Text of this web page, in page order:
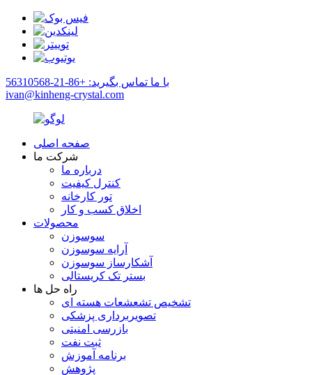
با ما تماس بگیرید: +86-21-56310568
ivan@kinheng-crystal.com
صفحه اصلی
شرکت ما
درباره ما
کنترل کیفیت
تور کارخانه
اخلاق کسب و کار
محصولات
سوسوزن
آرایه سوسوزن
آشکارساز سوسوزن
بستر تک کریستالی
راه حل ها
تشخیص تشعشعات هسته ای
تصویربرداری پزشکی
بازرسی امنیتی
ثبت نفت
برنامه آموزش
پژوهش